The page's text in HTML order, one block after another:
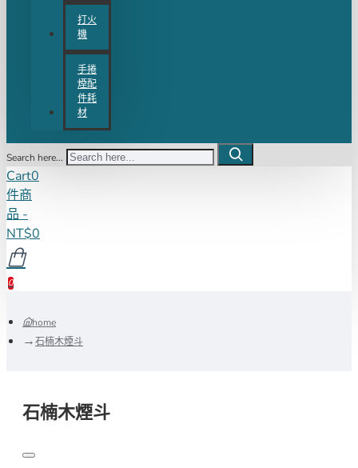
打火
機
手捲
煙配
件耗
材
Search here...
Cart0
件商
品 -
NT$0
0
home
石楠木煙斗
石楠木煙斗